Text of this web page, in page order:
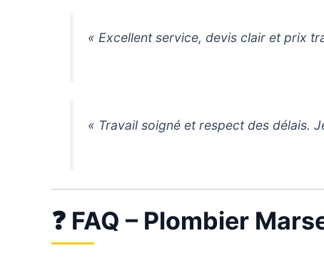
« Excellent service, devis clair et prix
« Travail soigné et respect des délais.
❓ FAQ – Plombier